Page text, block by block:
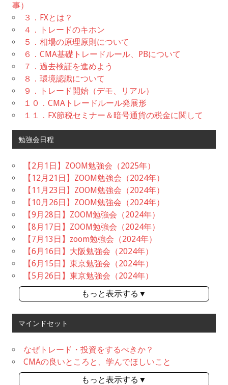
事）
３．FXとは？
４．トレードのキホン
５．相場の原理原則について
６．CMA基礎トレードルール、PBについて
７．過去検証を進めよう
８．環境認識について
９．トレード開始（デモ、リアル）
１０．CMAトレードルール発展形
１１．FX節税セミナー＆暗号通貨の税金に関して
勉強会日程
【2月1日】ZOOM勉強会（2025年）
【12月21日】ZOOM勉強会（2024年）
【11月23日】ZOOM勉強会（2024年）
【10月26日】ZOOM勉強会（2024年）
【9月28日】ZOOM勉強会（2024年）
【8月17日】ZOOM勉強会（2024年）
【7月13日】zoom勉強会（2024年）
【6月16日】大阪勉強会（2024年）
【6月15日】東京勉強会（2024年）
【5月26日】東京勉強会（2024年）
もっと表示する▼
マインドセット
なぜトレード・投資をするべきか？
CMAの良いところと、学んでほしいこと
もっと表示する▼